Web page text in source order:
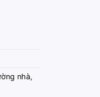
nhà,